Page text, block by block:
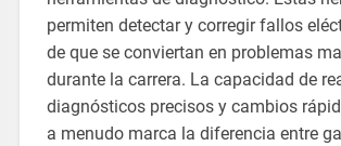
permiten detectar y corregir fallos
de que se conviertan en problemas
durante la carrera. La capacidad de
diagnósticos precisos y cambios
a menudo marca la diferencia entre